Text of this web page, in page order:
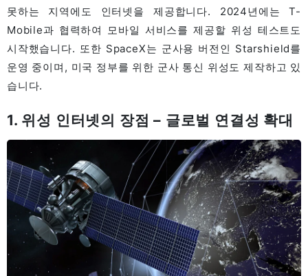
못하는 지역에도 인터넷을 제공합니다. 2024년에는 T-
Mobile과 협력하여 모바일 서비스를 제공할 위성 테스트도
시작했습니다. 또한 SpaceX는 군사용 버전인 Starshield를
운영 중이며, 미국 정부를 위한 군사 통신 위성도 제작하고 있
습니다.
1. 위성 인터넷의 장점 – 글로벌 연결성 확대